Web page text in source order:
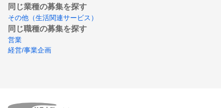
同じ業種の募集を探す
その他（生活関連サービス）
同じ職種の募集を探す
営業
経営/事業企画